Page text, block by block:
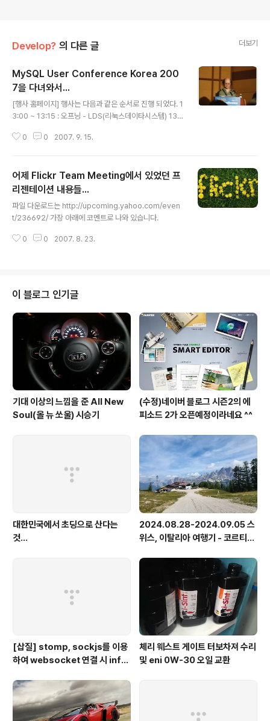
Develop? 의 다른 글 더보기
MySQL User Conference Korea 200
7을 다녀와서...
[행사 홈페이지] 행사는 다음과 같은 순서로 진행 되었다. 1
3:00 ~ 13:15 : 오프닝 - LDS(리눅스데이타시스템) 13:1
ons (Jimmy Guerrero -Senior Product Manage
hitecture) 14:45 ~ 15:05 : Coffee Break15:05 ~ 1
5:50 : [세션3] Migrating from Oracle to MySQL (J
immy Guerrero -Senior Product Manager) 15:5
0 ~ 16:..
0 0 2007. 9. 15.
어제 Flickr Team Meeting에서 있었던 프
리젠테이션 내용들...
파일 다운로드는 http://upcoming.yahoo.com/even
t/236692/ 가장 아래에 코멘트로 나와 있습니다.
0 0 2007. 8. 23.
이 블로그 인기글
기대 이상의 느낌을 준 All New
Soul(올 뉴 쏘울) 시승기
(수정)네이버 블로그 시즌2의 에
피소드 2가 오픈예정이라네요 ^^
대한민국에서 초딩으로 산다는
것...
2024.08.28-2024.09.05 스
위스, 이탈리아 여행기 - 코르티나
스
[삽질] stomp, sockjs를 이용
하여 websocket 연결 시 info
체리 웨스트 게이트 터보차져 수리
및 eni 0W-30 오일 교환